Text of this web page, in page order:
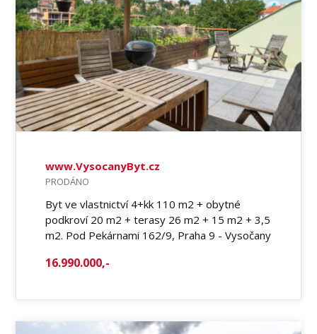
www.VysocanyByt.cz
PRODÁNO
Byt ve vlastnictví 4+kk 110 m2 + obytné
podkroví 20 m2 + terasy 26 m2 + 15 m2 + 3,5
m2. Pod Pekárnami 162/9, Praha 9 - Vysočany
16.990.000,-